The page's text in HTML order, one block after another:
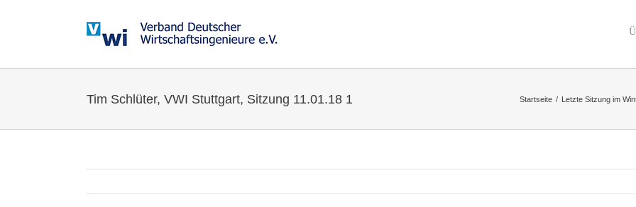
Tim Schlüter, VWI Stuttgart, Sitzung 11.01.18 1 Startseite / Letzte Sitzung im